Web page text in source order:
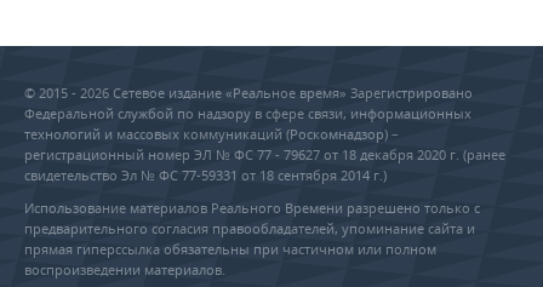
© 2015 - 2026 Сетевое издание «Реальное время» Зарегистрировано
Федеральной службой по надзору в сфере связи, информационных
технологий и массовых коммуникаций (Роскомнадзор) –
регистрационный номер ЭЛ № ФС 77 - 79627 от 18 декабря 2020 г. (ранее
свидетельство Эл № ФС 77-59331 от 18 сентября 2014 г.)
Использование материалов Реального Времени разрешено только с
предварительного согласия правообладателей, упоминание сайта и
прямая гиперссылка обязательны при частичном или полном
воспроизведении материалов.